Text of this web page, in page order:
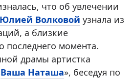
что об увлечении
Юлией Волковой узнала из
а близкие
последнего момента.
драмы артистка
Ваша Наташа», беседуя по